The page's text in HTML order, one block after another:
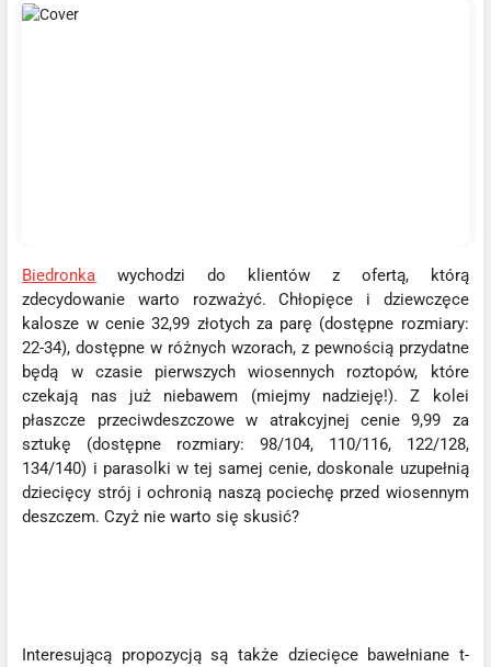
Biedronka wychodzi do klientów z ofertą, którą
zdecydowanie warto rozważyć. Chłopięce i dziewczęce
kalosze w cenie 32,99 złotych za parę (dostępne rozmiary:
22-34), dostępne w różnych wzorach, z pewnością przydatne
będą w czasie pierwszych wiosennych roztopów, które
czekają nas już niebawem (miejmy nadzieję!). Z kolei
płaszcze przeciwdeszczowe w atrakcyjnej cenie 9,99 za
sztukę (dostępne rozmiary: 98/104, 110/116, 122/128,
134/140) i parasolki w tej samej cenie, doskonale uzupełnią
dziecięcy strój i ochronią naszą pociechę przed wiosennym
deszczem. Czyż nie warto się skusić?
Interesującą propozycją są także dziecięce bawełniane t-